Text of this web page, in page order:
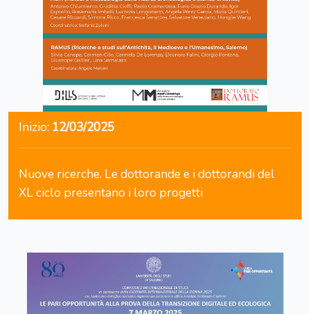
Inizio: 12/03/2025
Nuove ricerche. Le dottorande e i dottorandi del
XL ciclo presentano i loro progetti